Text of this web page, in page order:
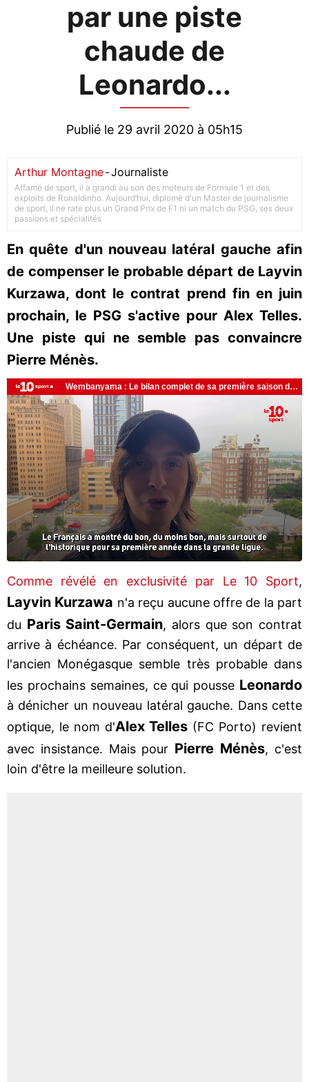
par une piste
chaude de
Leonardo...
Publié le 29 avril 2020 à 05h15
Arthur Montagne-Journaliste
Affamé de sport, il a grandi au son des moteurs de Formule 1 et des
exploits de Ronaldinho. Aujourd’hui, diplomé d'un Master de journalisme
de sport, il ne rate plus un Grand Prix de F1 ni un match du PSG, ses deux
passions et spécialités
En quête d'un nouveau latéral gauche afin
de compenser le probable départ de Layvin
Kurzawa, dont le contrat prend fin en juin
prochain, le PSG s'active pour Alex Telles.
Une piste qui ne semble pas convaincre
Pierre Ménès.
Comme révélé en exclusivité par Le 10 Sport,
Layvin Kurzawa n'a reçu aucune offre de la part
du Paris Saint-Germain, alors que son contrat
arrive à échéance. Par conséquent, un départ de
l'ancien Monégasque semble très probable dans
les prochains semaines, ce qui pousse Leonardo
à dénicher un nouveau latéral gauche. Dans cette
optique, le nom d'Alex Telles (FC Porto) revient
avec insistance. Mais pour Pierre Ménès, c'est
loin d'être la meilleure solution.